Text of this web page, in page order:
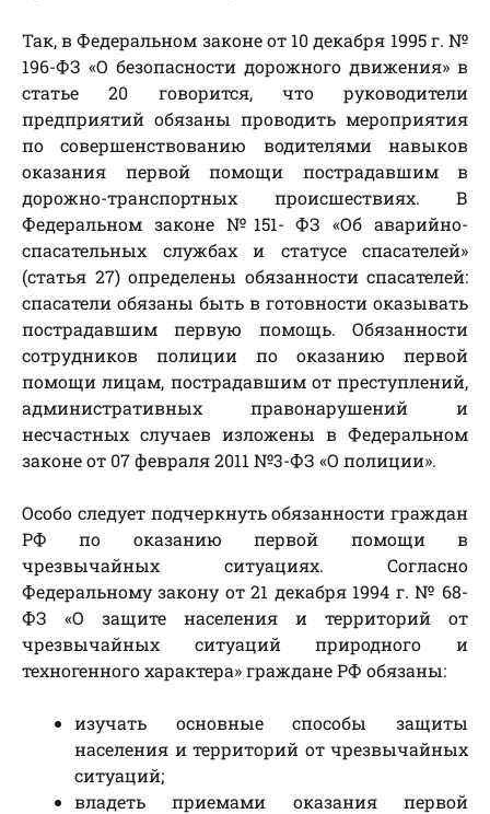
Так, в Федеральном законе от 10 декабря 1995 г. №
196-ФЗ «О безопасности дорожного движения» в
статье 20 говорится, что руководители
предприятий обязаны проводить мероприятия
по совершенствованию водителями навыков
оказания первой помощи пострадавшим в
дорожно-транспортных происшествиях. В
Федеральном законе №151- ФЗ «Об аварийно-
спасательных службах и статусе спасателей»
(статья 27) определены обязанности спасателей:
спасатели обязаны быть в готовности оказывать
пострадавшим первую помощь. Обязанности
сотрудников полиции по оказанию первой
помощи лицам, пострадавшим от преступлений,
административных правонарушений и
несчастных случаев изложены в Федеральном
законе от 07 февраля 2011 №3-ФЗ «О полиции».
Особо следует подчеркнуть обязанности граждан
РФ по оказанию первой помощи в
чрезвычайных ситуациях. Согласно
Федеральному закону от 21 декабря 1994 г. № 68-
ФЗ «О защите населения и территорий от
чрезвычайных ситуаций природного и
техногенного характера» граждане РФ обязаны:
изучать основные способы защиты
населения и территорий от чрезвычайных
ситуаций;
владеть приемами оказания первой